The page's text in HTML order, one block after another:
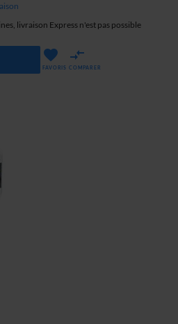
livraison Express n'est pas possible
FAVORIS COMPARER